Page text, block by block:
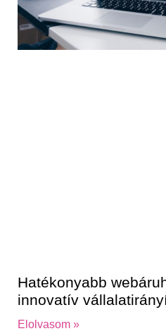
Hatékonyabb
innovatív
Elolvasom »